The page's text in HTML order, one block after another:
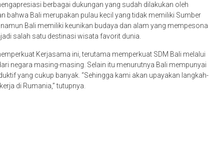
berbagai dukungan yang sudah dilakukan oleh
bahwa Bali merupakan pulau kecil yang tidak memiliki Sumber
Bali memiliki keunikan budaya dan alam yang mempesona
salah satu destinasi wisata favorit dunia.
Kerjasama ini, terutama memperkuat SDM Bali melalui
negara masing-masing. Selain itu menurutnya Bali mempunyai
yang cukup banyak. “Sehingga kami akan upayakan langkah-
di Rumania,” tutupnya.